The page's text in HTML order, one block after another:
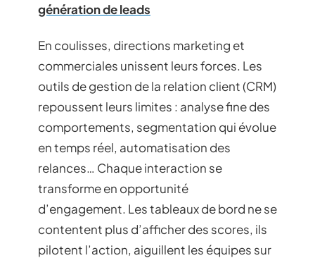
génération de leads
En coulisses, directions marketing et
commerciales unissent leurs forces. Les
outils de gestion de la relation client (CRM)
repoussent leurs limites : analyse fine des
comportements, segmentation qui évolue
en temps réel, automatisation des
relances… Chaque interaction se
transforme en opportunité
d’engagement. Les tableaux de bord ne se
contentent plus d’afficher des scores, ils
pilotent l’action, aiguillent les équipes sur